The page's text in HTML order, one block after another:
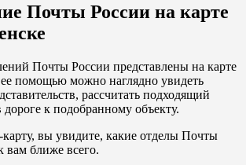
Почты России на карте
Почты России представлены на карте
помощью можно наглядно увидеть
рассчитать подходящий
к подобранному объекту.
вы увидите, какие отделы Почты
вам ближе всего.